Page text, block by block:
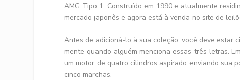
AMG Tipo 1. Construído em 1990 e atualmente
mercado japonês e agora está à venda no site de
Antes de adicioná-lo à sua coleção, você deve estar
mente quando alguém menciona essas três letras.
um motor de quatro cilindros aspirado enviando sua
cinco marchas.